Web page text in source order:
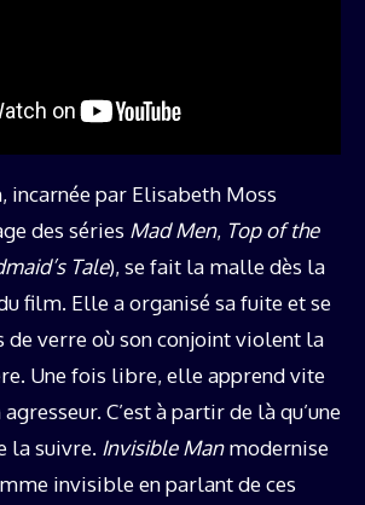
incarnée par Elisabeth Moss
des séries Mad Men, Top of the
Tale), se fait la malle dès la
film. Elle a organisé sa fuite et se
de verre où son conjoint violent la
Une fois libre, elle apprend vite
C’est à partir de là qu’une
la suivre. Invisible Manmodernise
invisible en parlant de ces